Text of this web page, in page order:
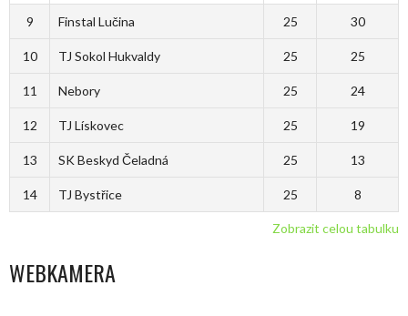
9 Finstal Lučina 25 30
10 TJ Sokol Hukvaldy 25 25
11 Nebory 25 24
12 TJ Lískovec 25 19
13 SK Beskyd Čeladná 25 13
14 TJ Bystřice 25 8
Zobrazit celou tabulku
WEBKAMERA